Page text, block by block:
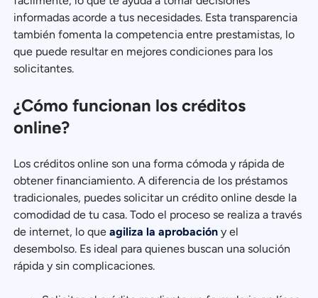
informadas acorde a tus necesidades. Esta transparencia
también fomenta la competencia entre prestamistas, lo
que puede resultar en mejores condiciones para los
solicitantes.
¿Cómo funcionan los créditos
online?
Los créditos online son una forma cómoda y rápida de
obtener financiamiento. A diferencia de los préstamos
tradicionales, puedes solicitar un crédito online desde la
comodidad de tu casa. Todo el proceso se realiza a través
de internet, lo queagiliza la aprobación y el
desembolso. Es ideal para quienes buscan una solución
rápida y sin complicaciones.